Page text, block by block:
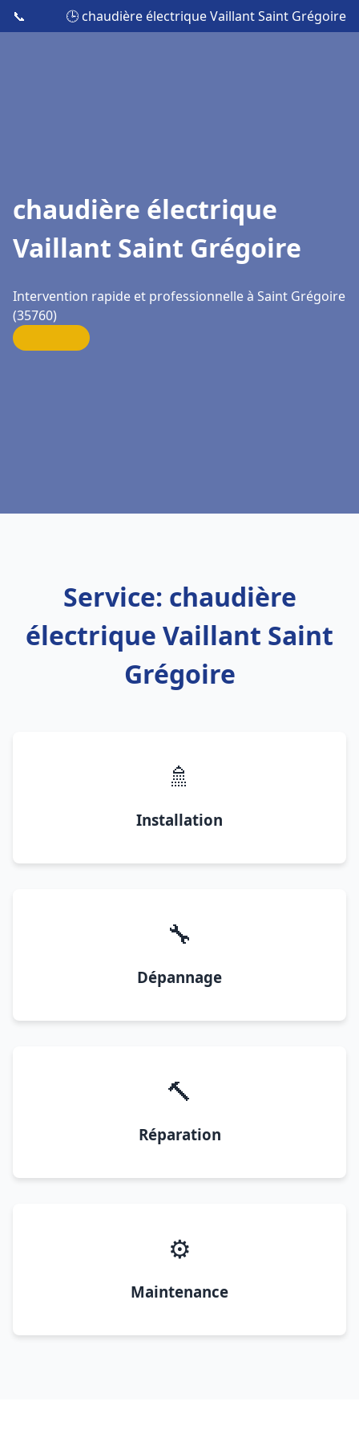
📞 🕒 chaudière électrique Vaillant Saint Grégoire
chaudière électrique
Vaillant Saint Grégoire
Intervention rapide et professionnelle à Saint Grégoire
(35760)
Service: chaudière
électrique Vaillant Saint
Grégoire
🚿
Installation
🔧
Dépannage
🔨
Réparation
⚙️
Maintenance